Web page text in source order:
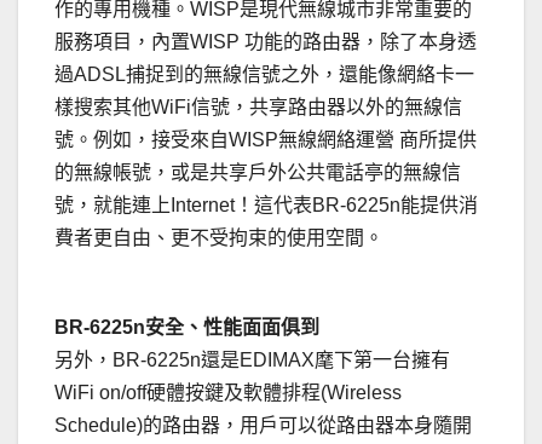
作的專用機種。WISP是現代無線城市非常重要的
服務項目，內置WISP 功能的路由器，除了本身透
過ADSL捕捉到的無線信號之外，還能像網絡卡一
樣搜索其他WiFi信號，共享路由器以外的無線信
號。例如，接受來自WISP無線網絡運營 商所提供
的無線帳號，或是共享戶外公共電話亭的無線信
號，就能連上Internet！這代表BR-6225n能提供消
費者更自由、更不受拘束的使用空間。
BR-6225n安全、性能面面俱到
另外，BR-6225n還是EDIMAX麾下第一台擁有
WiFi on/off硬體按鍵及軟體排程(Wireless
Schedule)的路由器，用戶可以從路由器本身隨開